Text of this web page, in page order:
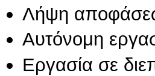
Λήψη
Αυτόνομη
Εργασία σε